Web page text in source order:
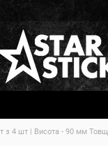
з 4 шт | Висота - 90 мм